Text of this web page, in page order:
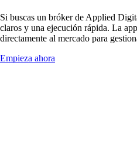
Si buscas un bróker de Applied
claros y una ejecución rápida. La
directamente al mercado para
Empieza ahora